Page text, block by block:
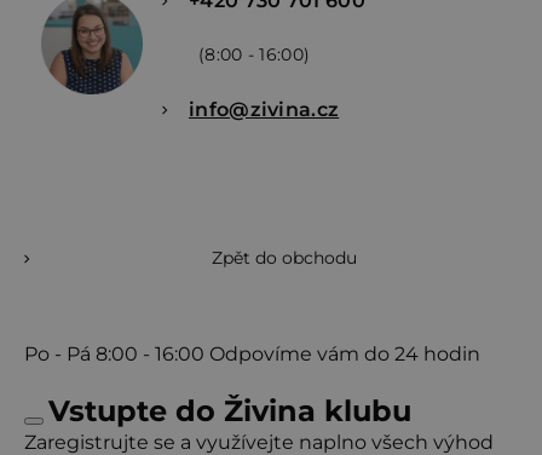
(8:00 - 16:00)
info@zivina.cz
Zpět do obchodu
Po - Pá 8:00 - 16:00 Odpovíme vám do 24 hodin
Vstupte do Živina klubu
Zaregistrujte se a využívejte naplno všech výhod